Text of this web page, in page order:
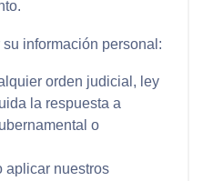
información personal:
orden judicial, ley
la respuesta a
o
aplicar nuestros